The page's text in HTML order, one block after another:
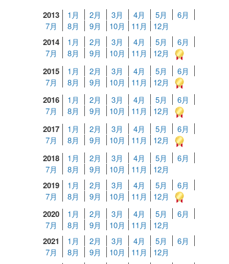
2013 1月 2月 3月 4月 5月
6月
7月
8月 9月 10月 11月 12月
2014 1月 2月 3月 4月 5月
6月
7月
8月 9月 10月 11月 12月
2015 1月 2月 3月 4月 5月
6月
7月
8月 9月 10月 11月 12月
2016 1月 2月 3月 4月 5月
6月
7月
8月 9月 10月 11月 12月
2017 1月 2月 3月 4月 5月
6月
7月
8月 9月 10月 11月 12月
2018 1月 2月 3月 4月 5月
6月
7月
8月 9月 10月 11月 12月
2019 1月 2月 3月 4月 5月
6月
7月
8月 9月 10月 11月 12月
2020 1月 2月 3月 4月 5月
6月
7月
8月 9月 10月 11月 12月
2021 1月 2月 3月 4月 5月
6月
7月
8月 9月 10月 11月 12月